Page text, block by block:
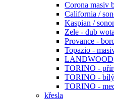
Corona masiv
California /
Kaspian /
Zele - dub
Provance -
Topazio -
LANDWOOD
TORINO -
TORINO -
TORINO -
křesla